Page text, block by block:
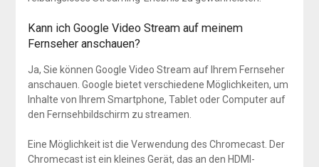
Kann ich Google Video Stream auf meinem
Fernseher anschauen?
Ja, Sie können Google Video Stream auf Ihrem Fernseher
anschauen. Google bietet verschiedene Möglichkeiten, um
Inhalte von Ihrem Smartphone, Tablet oder Computer auf
den Fernsehbildschirm zu streamen.
Eine Möglichkeit ist die Verwendung des Chromecast. Der
Chromecast ist ein kleines Gerät, das an den HDMI-